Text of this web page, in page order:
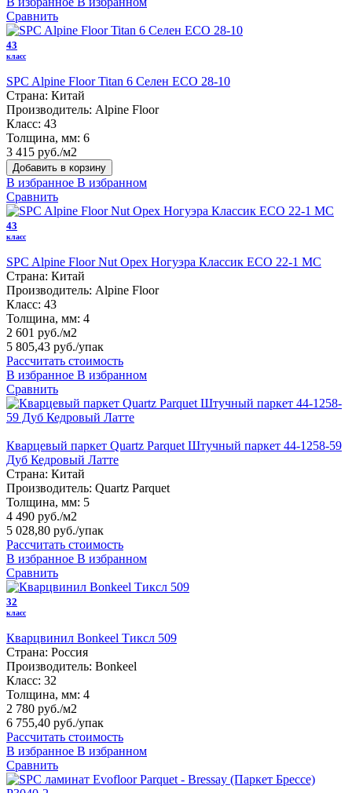
Сравнить
43
класс
SPC Alpine Floor Titan 6 Селен ЕСО 28-10
Страна: Китай
Производитель: Alpine Floor
Класс: 43
Толщина, мм: 6
3 415 руб./м2
Добавить в корзину
В избранное В избранном
Сравнить
43
класс
SPC Alpine Floor Nut Орех Ногуэра Классик ECO 22-1 MC
Страна: Китай
Производитель: Alpine Floor
Класс: 43
Толщина, мм: 4
2 601 руб./м2
5 805,43 руб./упак
Рассчитать стоимость
В избранное В избранном
Сравнить
Кварцевый паркет Quartz Parquet Штучный паркет 44-1258-59
Дуб Кедровый Латте
Страна: Китай
Производитель: Quartz Parquet
Толщина, мм: 5
4 490 руб./м2
5 028,80 руб./упак
Рассчитать стоимость
В избранное В избранном
Сравнить
32
класс
Кварцвинил Bonkeel Тиксл 509
Страна: Россия
Производитель: Bonkeel
Класс: 32
Толщина, мм: 4
2 780 руб./м2
6 755,40 руб./упак
Рассчитать стоимость
В избранное В избранном
Сравнить